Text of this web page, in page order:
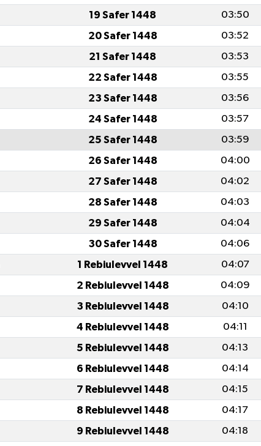
19 Safer 1448 03:50
20 Safer 1448 03:52
21 Safer 1448 03:53
22 Safer 1448 03:55
23 Safer 1448 03:56
24 Safer 1448 03:57
25 Safer 1448 03:59
26 Safer 1448 04:00
27 Safer 1448 04:02
28 Safer 1448 04:03
29 Safer 1448 04:04
30 Safer 1448 04:06
1 Rebiulevvel 1448 04:07
2 Rebiulevvel 1448 04:09
3 Rebiulevvel 1448 04:10
4 Rebiulevvel 1448 04:11
5 Rebiulevvel 1448 04:13
6 Rebiulevvel 1448 04:14
7 Rebiulevvel 1448 04:15
8 Rebiulevvel 1448 04:17
9 Rebiulevvel 1448 04:18